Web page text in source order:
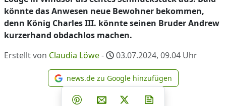
könnte das Anwesen neue Bewohner bekommen,
denn König Charles III. könnte seinen Bruder Andrew
kurzerhand obdachlos machen.
Erstellt von Claudia Löwe- 03.07.2024, 09.04 Uhr
news.de zu Google
news.de zu Google hinzufügen
Teilen auf Facebook
Teilen auf Whatsapp
Teilen auf Telegram
Teilen auf Pinterest
Per E-Mail teilen
Post auf X